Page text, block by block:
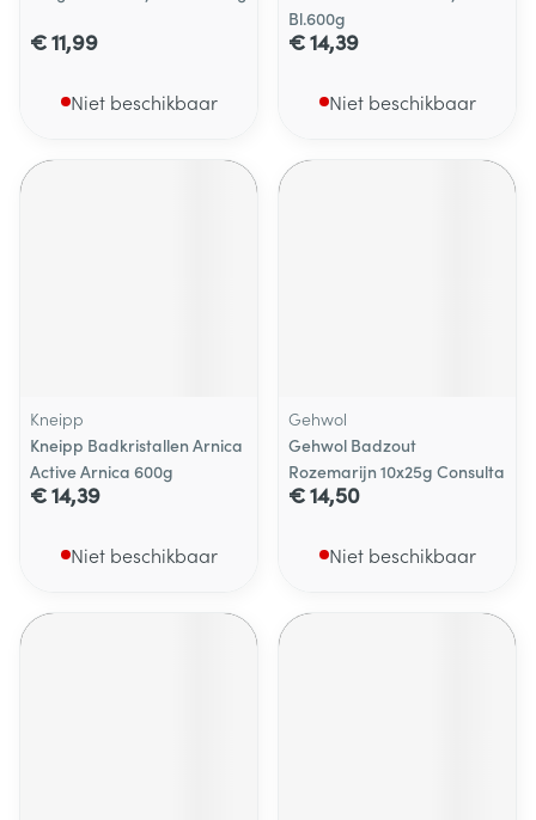
€ 11,99
Niet beschikbaar
Bl.600g
€ 14,39
Niet beschikbaar
Kneipp
Kneipp Badkristallen Arnica
Active Arnica 600g
€ 14,39
Niet beschikbaar
Gehwol
Gehwol Badzout
Rozemarijn 10x25g Consulta
€ 14,50
Niet beschikbaar